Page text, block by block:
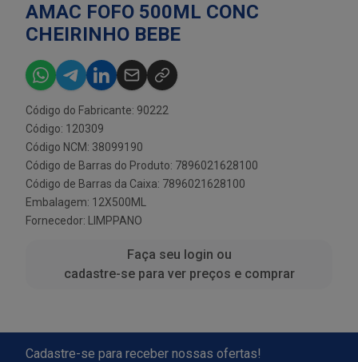
AMAC FOFO 500ML CONC
CHEIRINHO BEBE
Código do Fabricante: 90222
Código: 120309
Código NCM: 38099190
Código de Barras do Produto: 7896021628100
Código de Barras da Caixa: 7896021628100
Embalagem: 12X500ML
Fornecedor:
LIMPPANO
Faça seu login ou
cadastre-se para ver preços e comprar
Cadastre-se para receber nossas ofertas!